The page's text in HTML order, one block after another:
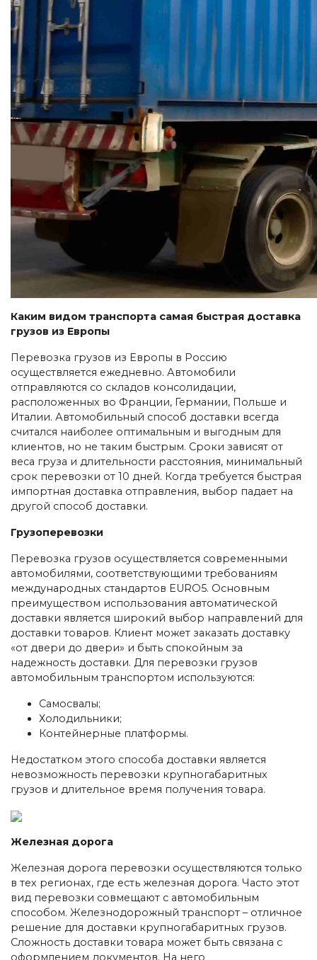
Каким видом транспорта самая быстрая доставка
грузов из Европы
Перевозка грузов из Европы в Россию
осуществляется ежедневно. Автомобили
отправляются со складов консолидации,
расположенных во Франции, Германии, Польше и
Италии. Автомобильный способ доставки всегда
считался наиболее оптимальным и выгодным для
клиентов, но не таким быстрым. Сроки зависят от
веса груза и длительности расстояния, минимальный
срок перевозки от 10 дней. Когда требуется быстрая
импортная доставка отправления, выбор падает на
другой способ доставки.
Грузоперевозки
Перевозка грузов осуществляется современными
автомобилями, соответствующими требованиям
международных стандартов EURO5. Основным
преимуществом использования автоматической
доставки является широкий выбор направлений для
доставки товаров. Клиент может заказать доставку
«от двери до двери» и быть спокойным за
надежность доставки. Для перевозки грузов
автомобильным транспортом используются:
Самосвалы;
Холодильники;
Контейнерные платформы.
Недостатком этого способа доставки является
невозможность перевозки крупногабаритных
грузов и длительное время получения товара.
Железная дорога
Железная дорога перевозки осуществляются только
в тех регионах, где есть железная дорога. Часто этот
вид перевозки совмещают с автомобильным
способом. Железнодорожный транспорт – отличное
решение для доставки крупногабаритных грузов.
Сложность доставки товара может быть связана с
оформлением документов. На него